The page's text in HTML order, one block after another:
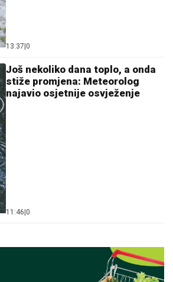
13:37 0
Još nekoliko dana toplo, a onda
stiže promjena: Meteorolog
najavio osjetnije osvježenje
11:46 0